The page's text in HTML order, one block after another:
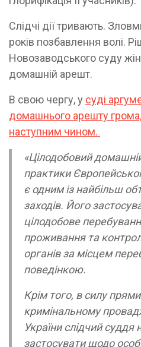
Слідчі дії тривають.
років позбавлення волі.
Новозаводського суду
домашній арешт.
В свою чергу, у суді
домашнього арешту
наступним чином.
«Цілодобовий
практики
є одним із найбільш
заходів. Його
цілодобове
проживання та
органів за місцем
поведінкою.
Крім того, в силу
кримінальному
України слідчий
застосувати щодо